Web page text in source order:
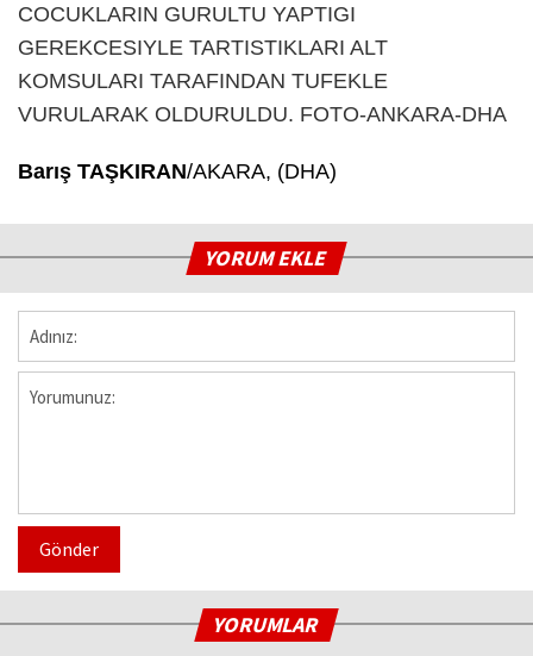
Barış TAŞKIRAN/AKARA, (DHA)
YORUM EKLE
Gönder
YORUMLAR